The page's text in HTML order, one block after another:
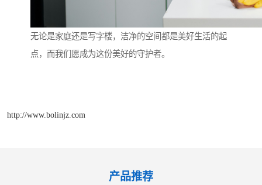
无论是家庭还是写字楼，洁净的空间都是美好生活的起
点，而我们愿成为这份美好的守护者。
http://www.bolinjz.com
产品推荐